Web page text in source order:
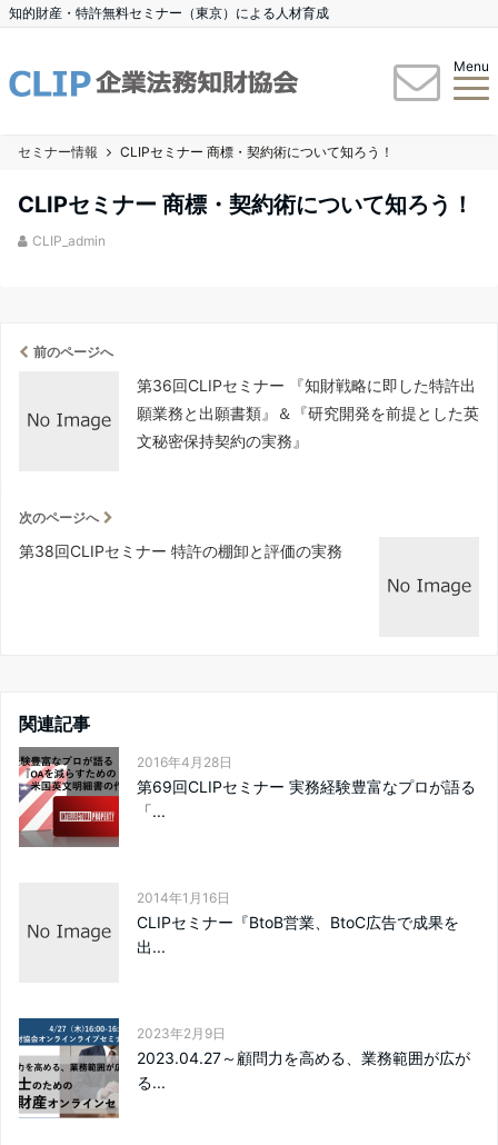
知的財産・特許無料セミナー（東京）による人材育成
Menu
セミナー情報 CLIPセミナー 商標・契約術について知ろう！
CLIPセミナー 商標・契約術について知ろう！
CLIP_admin
前のページへ
第36回CLIPセミナー 『知財戦略に即した特許出
願業務と出願書類』＆『研究開発を前提とした英
文秘密保持契約の実務』
次のページへ
第38回CLIPセミナー 特許の棚卸と評価の実務
関連記事
2016年4月28日
第69回CLIPセミナー 実務経験豊富なプロが語る
「...
2014年1月16日
CLIPセミナー『BtoB営業、BtoC広告で成果を
出...
2023年2月9日
2023.04.27～顧問力を高める、業務範囲が広が
る...